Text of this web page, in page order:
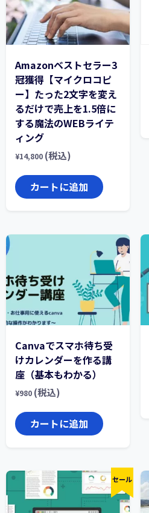
Amazonベストセラー3
冠獲得【マイクロコピ
ー】たった2文字を変え
るだけで売上を1.5倍に
する魔法のWEBライテ
ィング
¥14,800 (税込)
カートに追加
Canvaでスマホ待ち受
けカレンダーを作る講
座（基本もわかる）
¥980 (税込)
カートに追加
セール